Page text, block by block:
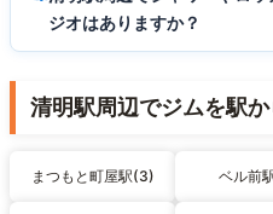
ジオはありますか？
清明駅周辺でジムを駅
まつもと町屋駅(3) ベル前